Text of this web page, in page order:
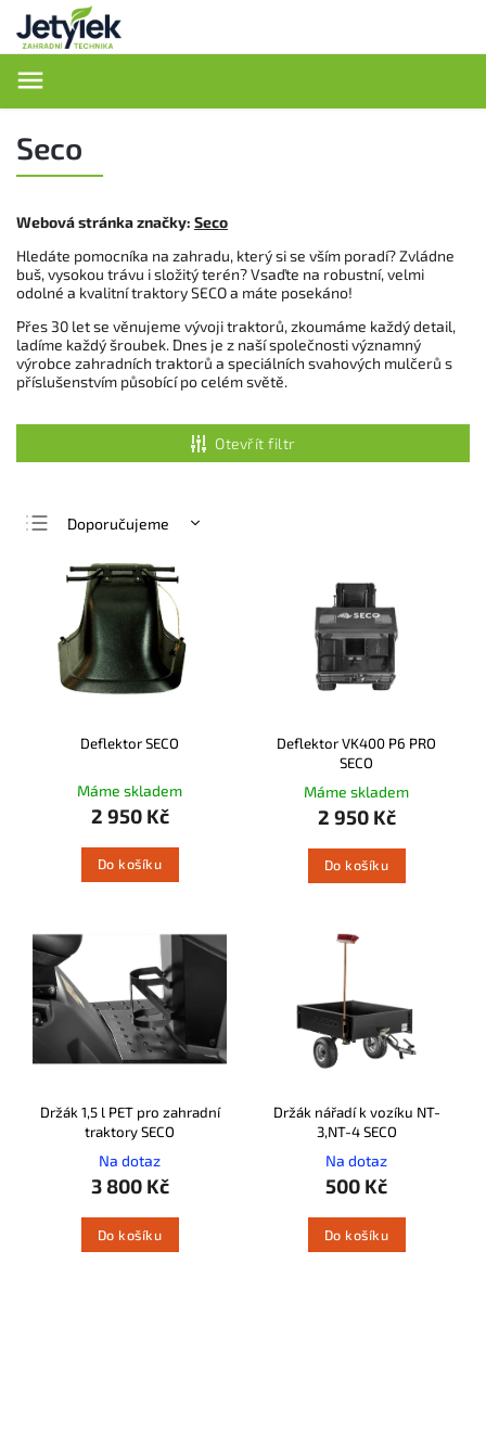
Seco
Webová stránka značky: Seco
Hledáte pomocníka na zahradu, který si se vším poradí? Zvládne
buš, vysokou trávu i složitý terén? Vsaďte na robustní, velmi
odolné a kvalitní traktory SECO a máte posekáno!
Přes 30 let se věnujeme vývoji traktorů, zkoumáme každý detail,
ladíme každý šroubek. Dnes je z naší společnosti významný
výrobce zahradních traktorů a speciálních svahových mulčerů s
příslušenstvím působící po celém světě.
Otevřít filtr
Doporučujeme
Nejdražší
Nejprodávanější
Abecedně
Deflektor SECO
Máme skladem
2 950 Kč
Do košíku
Deflektor VK400 P6 PRO
SECO
Máme skladem
2 950 Kč
Do košíku
Držák 1,5 l PET pro zahradní
traktory SECO
Na dotaz
3 800 Kč
Do košíku
Držák nářadí k vozíku NT-
3,NT-4 SECO
Na dotaz
500 Kč
Do košíku